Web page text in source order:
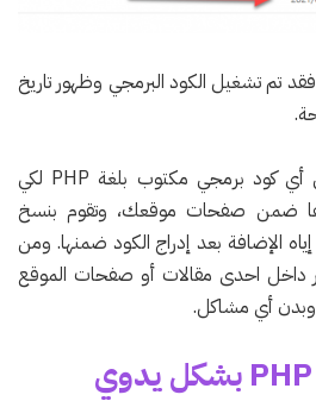
تم تشغيل الكود البرمجي وظهور تاريخ
بنفس الآلية يمكنك تضمين أي كود برمجي مكتوب بلغة PHP لكي
ضمن صفحات موقعك، وتقوم بنسخ
الإضافة بعد إدراج الكود ضمنها. ومن
داخل احدى مقالات أو صفحات الموقع
أي مشاكل.